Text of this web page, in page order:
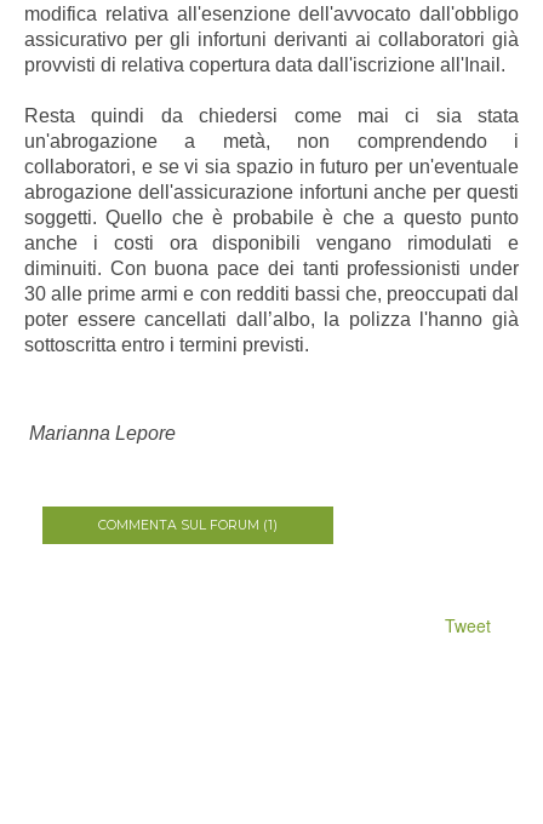
modifica relativa all'esenzione dell'avvocato dall'obbligo
assicurativo per gli infortuni derivanti ai collaboratori già
provvisti di relativa copertura data dall'iscrizione all'Inail.
Resta quindi da chiedersi come mai ci sia stata
un'abrogazione a metà, non comprendendo i
collaboratori, e se vi sia spazio in futuro per un'eventuale
abrogazione dell'assicurazione infortuni anche per questi
soggetti. Quello che è probabile è che a questo punto
anche i costi ora disponibili vengano rimodulati e
diminuiti. Con buona pace dei tanti professionisti under
30 alle prime armie con redditi bassi che, preoccupati dal
poter essere cancellati dall’albo, la polizza l'hanno già
sottoscritta entro i termini previsti.
Marianna Lepore
COMMENTA SUL FORUM (1)
Tweet